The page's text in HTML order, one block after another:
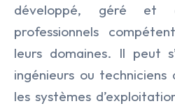
développé, géré et
professionnels
leurs domaines. Il peut
ingénieurs ou
les systèmes